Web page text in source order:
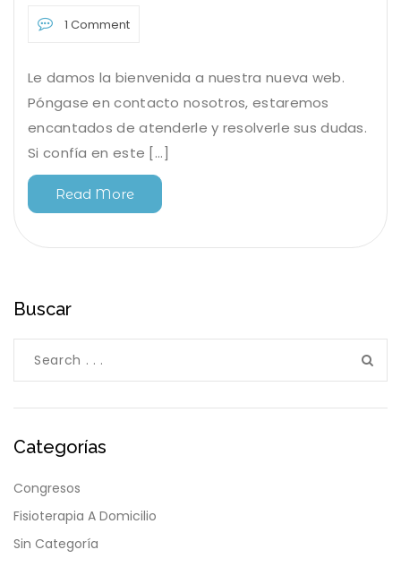
1 Comment
Le damos la bienvenida a nuestra nueva web.
Póngase en contacto nosotros, estaremos
encantados de atenderle y resolverle sus dudas.
Si confía en este [...]
Read More
Buscar
Categorías
Congresos
Fisioterapia A Domicilio
Sin Categoría